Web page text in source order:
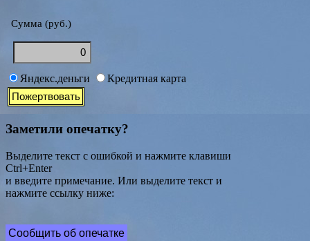
Сумма (руб.)
Яндекс.деньги Кредитная карта
Заметили опечатку?
Выделите текст с ошибкой и нажмите клавиши
Ctrl+Enter
и введите примечание. Или выделите текст и
нажмите ссылку ниже:
Сообщить об опечатке